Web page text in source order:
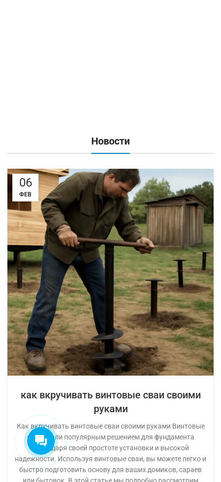
Екатерина
На этой неделе я могу
предложить на выбор:
- Проект бесплатно
- Обработка балок
Новости
06
ФЕВ
как вкручивать винтовые сваи своими
руками
Как вкручивать винтовые сваи своими руками Винтовые
сваи стали популярным решением для фундамента
благодаря своей простоте установки и высокой
надежности. Используя винтовые сваи, вы можете легко и
быстро подготовить основу для ваших домиков, сараев